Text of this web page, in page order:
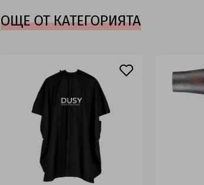
ОЩЕ ОТ КАТЕГОРИЯТА